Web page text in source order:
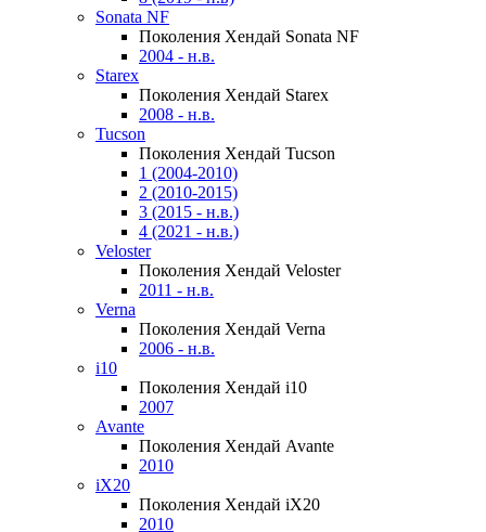
Sonata NF
Поколения Хендай Sonata NF
2004 - н.в.
Starex
Поколения Хендай Starex
2008 - н.в.
Tucson
Поколения Хендай Tucson
1 (2004-2010)
2 (2010-2015)
3 (2015 - н.в.)
4 (2021 - н.в.)
Veloster
Поколения Хендай Veloster
2011 - н.в.
Verna
Поколения Хендай Verna
2006 - н.в.
i10
Поколения Хендай i10
2007
Avante
Поколения Хендай Avante
2010
iX20
Поколения Хендай iX20
2010